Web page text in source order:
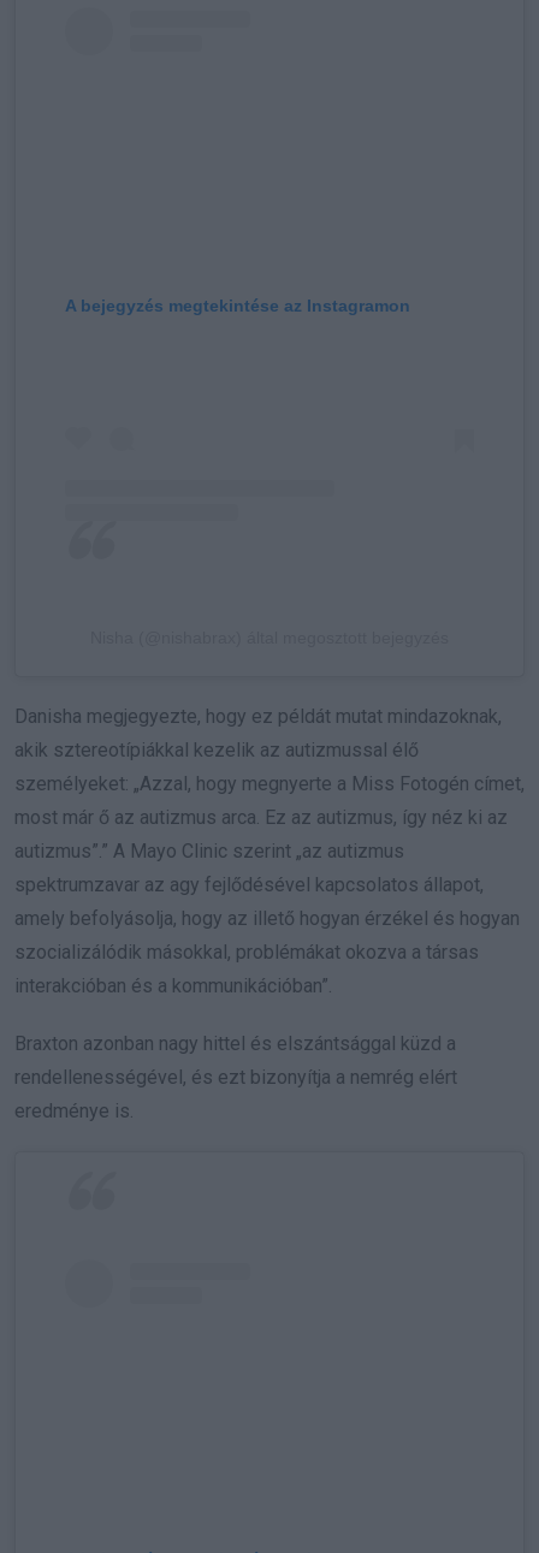
A bejegyzés megtekintése az Instagramon
Danisha megjegyezte, hogy ez példát mutat mindazoknak,
akik sztereotípiákkal kezelik az autizmussal élő
személyeket: „Azzal, hogy megnyerte a Miss Fotogén címet,
most már ő az autizmus arca. Ez az autizmus, így néz ki az
autizmus”.” A Mayo Clinic szerint „az autizmus
spektrumzavar az agy fejlődésével kapcsolatos állapot,
amely befolyásolja, hogy az illető hogyan érzékel és hogyan
szocializálódik másokkal, problémákat okozva a társas
interakcióban és a kommunikációban”.
Braxton azonban nagy hittel és elszántsággal küzd a
rendellenességével, és ezt bizonyítja a nemrég elért
eredménye is.